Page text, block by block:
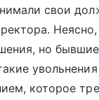
свои
Неясно,
но
которое